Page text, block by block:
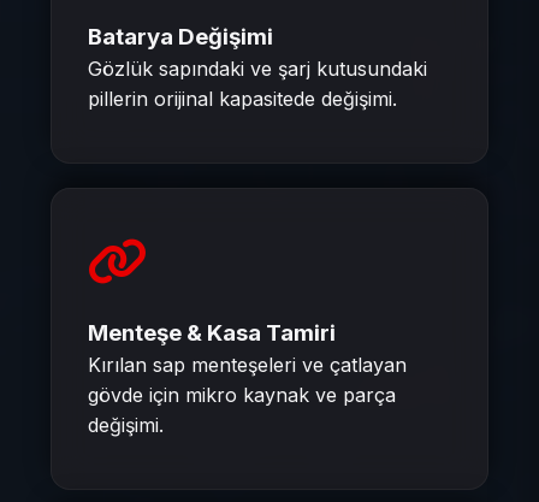
Batarya Değişimi
Gözlük sapındaki ve şarj kutusundaki
pillerin orijinal kapasitede değişimi.
Menteşe & Kasa Tamiri
Kırılan sap menteşeleri ve çatlayan
gövde için mikro kaynak ve parça
değişimi.